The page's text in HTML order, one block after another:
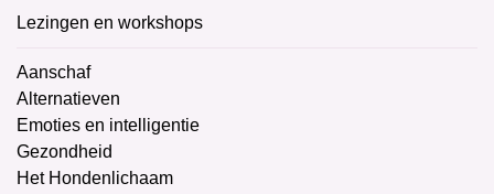
Lezingen en workshops
Aanschaf
Alternatieven
Emoties en intelligentie
Gezondheid
Het Hondenlichaam